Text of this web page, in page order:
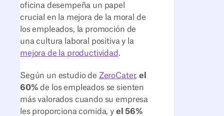
oficina desempeña un papel
crucial en la mejora de la moral de
los empleados, la promoción de
una cultura laboral positiva y la
mejora de la productividad .
Según un estudio de ZeroCater,el
60% de los empleados se sienten
más valorados cuando su empresa
les proporciona comida, y el 56%